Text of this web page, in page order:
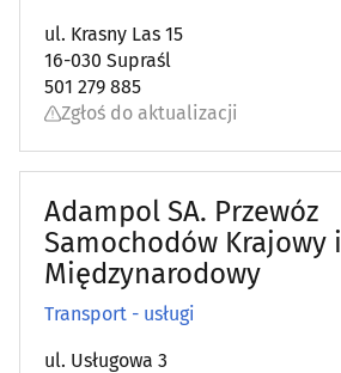
ul. Krasny Las 15
16-030 Supraśl
501 279 885
Zgłoś do aktualizacji
Adampol SA. Przewóz
Samochodów Krajowy i
Międzynarodowy
Transport - usługi
ul. Usługowa 3